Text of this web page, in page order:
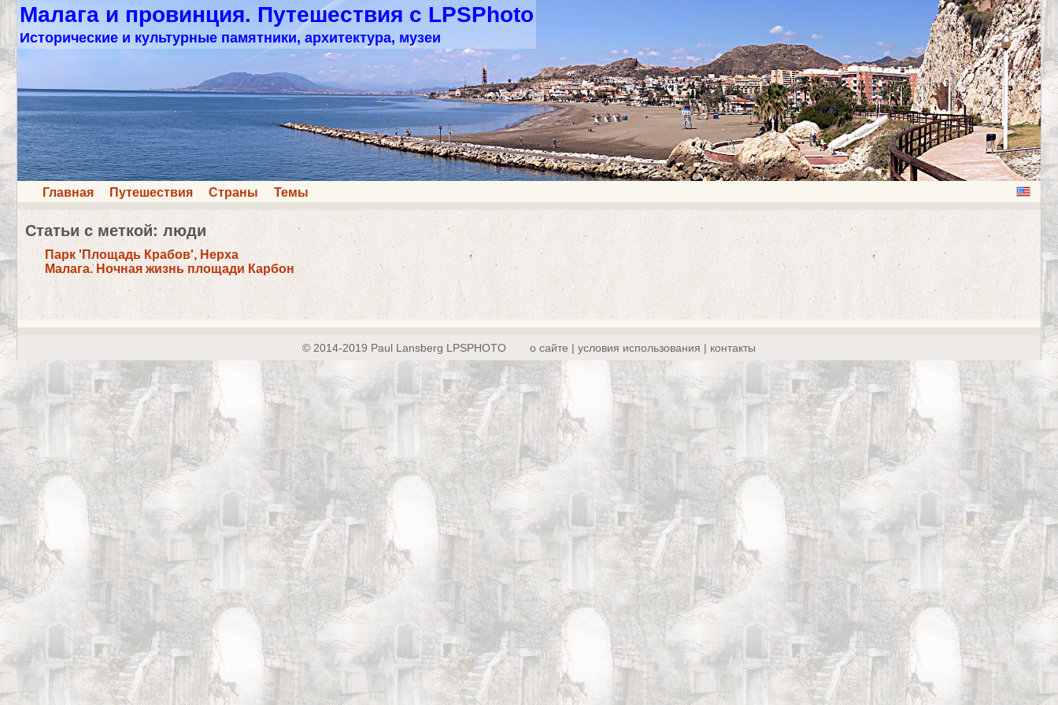
Малага и провинция. Путешествия с LPSPhoto
Исторические и культурные памятники, архитектура, музеи
Главная Путешествия Страны Темы
Статьи с меткой: люди
Парк 'Площадь Крабов', Нерха
Малага. Ночная жизнь площади Карбон
© 2014-2019 Paul Lansberg LPSPHOTO о сайте | yсловия использования | контакты